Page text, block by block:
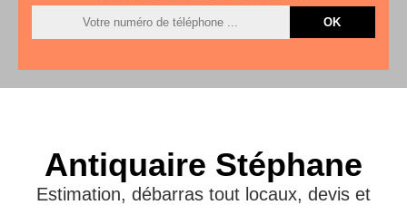
Antiquaire Stéphane
Estimation, débarras tout locaux, devis et